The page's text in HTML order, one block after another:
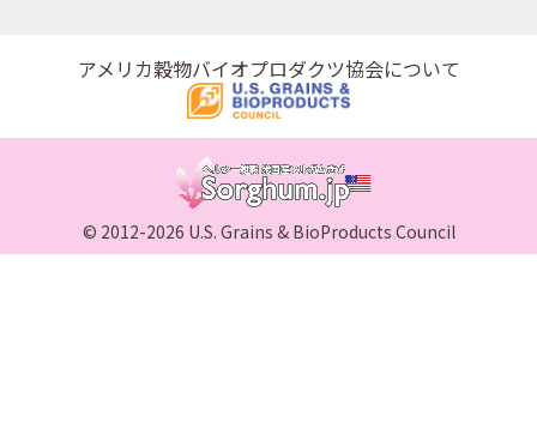
アメリカ穀物バイオプロダクツ協会について
© 2012-2026 U.S. Grains & BioProducts Council